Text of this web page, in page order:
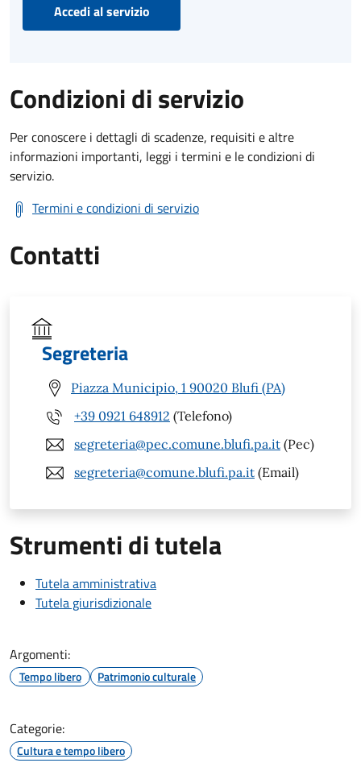
Accedi al servizio
Condizioni di servizio
Per conoscere i dettagli di scadenze, requisiti e altre
informazioni importanti, leggi i termini e le condizioni di
servizio.
Termini e condizioni di servizio
Contatti
Segreteria
Piazza Municipio, 1 90020 Blufi (PA)
+39 0921 648912 (Telefono)
segreteria@pec.comune.blufi.pa.it (Pec)
segreteria@comune.blufi.pa.it (Email)
Strumenti di tutela
Tutela amministrativa
Tutela giurisdizionale
Argomenti:
Tempo libero Patrimonio culturale
Categorie:
Cultura e tempo libero